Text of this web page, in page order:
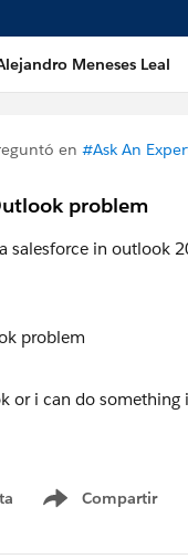
Meneses Leal
en #Ask An
problem
salesforce in outlook
i can do something
Compartir
Show menu